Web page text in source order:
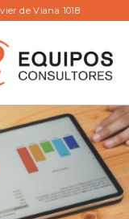
de Viana 1018